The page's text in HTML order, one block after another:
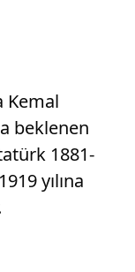
Kemal
beklenen
1881-
yılına